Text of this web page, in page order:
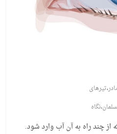
،تیرهای
،نگاه
از چند راه به آن آب وارد شود.